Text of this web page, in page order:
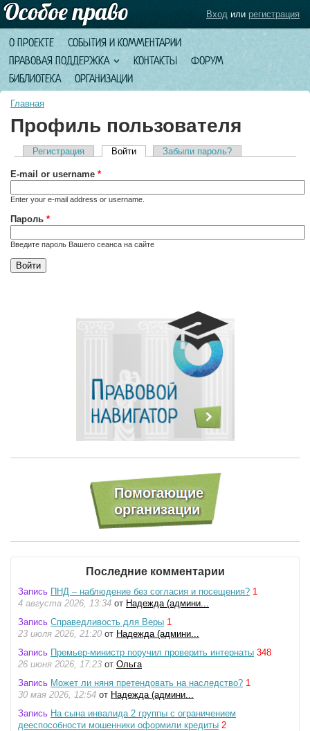
О ПРОЕКТЕ
СОБЫТИЯ И КОММЕНТАРИИ
ПРАВОВАЯ ПОДДЕРЖКА
КОНТАКТЫ
ФОРУМ
БИБЛИОТЕКА
ОРГАНИЗАЦИИ
Вход или регистрация
Главная
Профиль пользователя
Главные вкладки
Регистрация Войти(активная вкладка)
Забыли пароль?
E-mail or username *
Enter your e-mail address or username.
Пароль *
Введите пароль Вашего сеанса на сайте
Последние комментарии
Запись ПНД – наблюдение без согласия и посещения? 1
4 августа 2026, 13:34 от Надежда (админи...
Запись Справедливость для Веры 1
23 июля 2026, 21:20 от Надежда (админи...
Запись Премьер-министр поручил проверить интернаты 348
26 июня 2026, 17:23 от Ольга
Запись Может ли няня претендовать на наследство? 1
30 мая 2026, 12:54 от Надежда (админи...
Запись На сына инвалида 2 группы с ограничением
дееспособности мошенники оформили кредиты 2